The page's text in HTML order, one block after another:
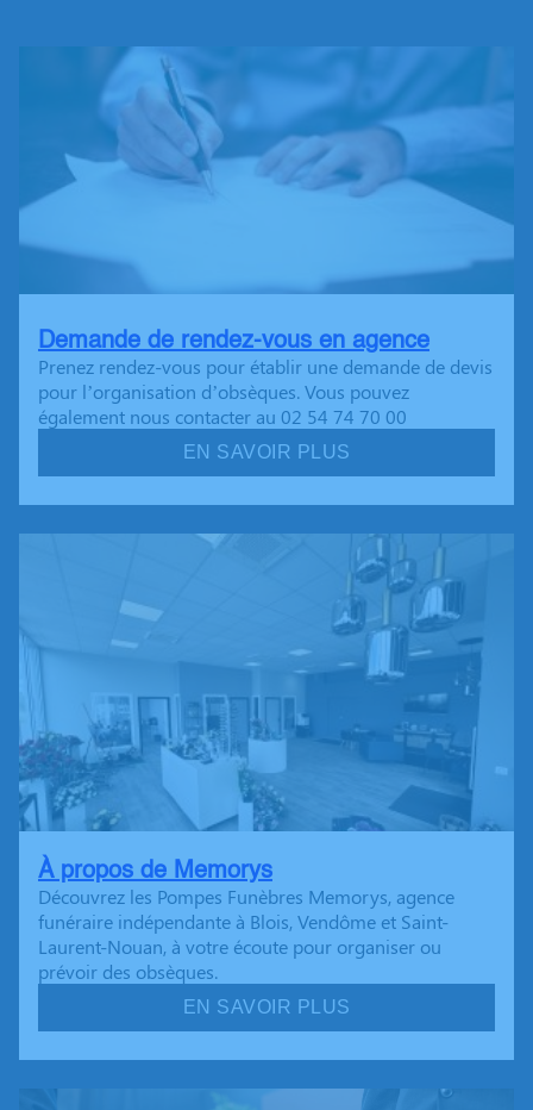
Demande de rendez-vous en agence
Prenez rendez-vous pour établir une demande de devis
pour l’organisation d’obsèques. Vous pouvez
également nous contacter au 02 54 74 70 00
EN SAVOIR PLUS
À propos de Memorys
Découvrez les Pompes Funèbres Memorys, agence
funéraire indépendante à Blois, Vendôme et Saint-
Laurent-Nouan, à votre écoute pour organiser ou
prévoir des obsèques.
EN SAVOIR PLUS